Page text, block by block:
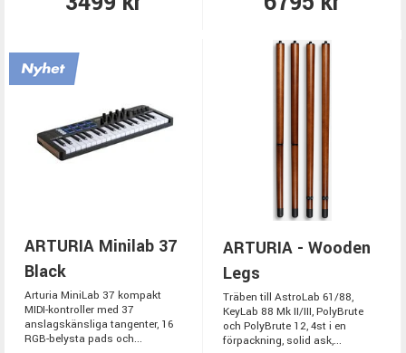
ARTURIA Minilab 37
Black
Arturia MiniLab 37 kompakt
MIDI-kontroller med 37
anslagskänsliga tangenter, 16
RGB-belysta pads och...
ARTURIA - Wooden
Legs
Träben till AstroLab 61/88,
KeyLab 88 Mk II/III, PolyBrute
och PolyBrute 12, 4st i en
förpackning, solid ask,...